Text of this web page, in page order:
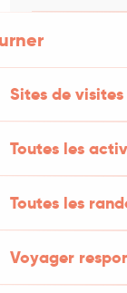
Sites de visites
Toutes les
Toutes les
Voyager
figures
des bisons,
Réservable